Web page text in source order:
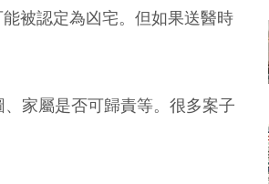
被認定為凶宅。但如果送醫時
家屬是否可歸責等。很多案子